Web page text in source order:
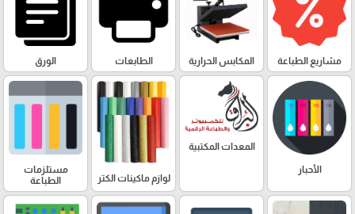
مشاريع الطباعة المكابس الحرارية الطابعات الورق
الأحبار
المعدات المكتبية
لوازم ماكينات الكتر
مستلزمات
الطباعة